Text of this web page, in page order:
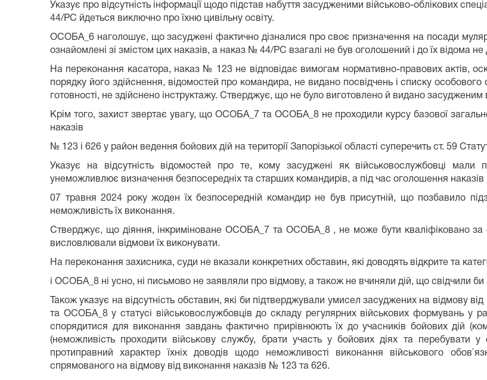
Указує про відсутність інформації щодо підстав набуття засудженими військово-облікових
44/РС йдеться виключно про їхню цивільну освіту.
ОСОБА_6 наголошує, що засуджені фактично дізналися про своє призначення на посади
ознайомлені зі змістом цих наказів, а наказ № 44/РС взагалі не був оголошений і до їх відома
На переконання касатора, наказ № 123 не відповідає вимогам нормативно-правових актів,
порядку його здійснення, відомостей про командира, не видано посвідчень і списку особового
готовності, не здійснено інструктажу. Стверджує, що не було виготовлено й видано засудженим
Крім того, захист звертає увагу, що ОСОБА_7 та ОСОБА_8 не проходили курсу базової
наказів
№ 123 і 626 у район ведення бойових дій на території Запорізької області суперечить ст. 59
Указує на відсутність відомостей про те, кому засуджені як військовослужбовці мали
унеможливлює визначення безпосередніх та старших командирів, а під час оголошення
07 травня 2024 року жоден їх безпосередній командир не був присутній, що позбавило
неможливість їх виконання.
Стверджує, що діяння, інкриміноване ОСОБА_7 та ОСОБА_8 , не може бути кваліфіковано за
висловлювали відмови їх виконувати.
На переконання захисника, суди не вказали конкретних обставин, які доводять відкрите та
і ОСОБА_8 ні усно, ні письмово не заявляли про відмову, а також не вчиняли дій, що свідчили
Також указує на відсутність обставин, які би підтверджували умисел засуджених на відмову
та ОСОБА_8 у статусі військовослужбовців до складу регулярних військових формувань у
спорядитися для виконання завдань фактично прирівнюють їх до учасників бойових дій
(неможливість проходити військову службу, брати участь у бойових діях та перебувати
протиправний характер їхніх доводів щодо неможливості виконання військового
спрямованого на відмову від виконання наказів № 123 та 626.